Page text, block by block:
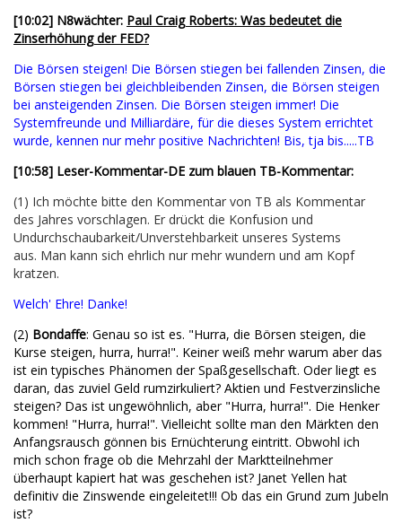
[10:02] N8wächter: Paul Craig Roberts: Was bedeutet die
Zinserhöhung der FED?
Die Börsen steigen! Die Börsen stiegen bei fallenden Zinsen, die
Börsen stiegen bei gleichbleibenden Zinsen, die Börsen steigen
bei ansteigenden Zinsen. Die Börsen steigen immer! Die
Systemfreunde und Milliardäre, für die dieses System errichtet
wurde, kennen nur mehr positive Nachrichten! Bis, tja bis.....TB
[10:58] Leser-Kommentar-DE zum blauen TB-Kommentar:
(1) Ich möchte bitte den Kommentar von TB als Kommentar
des Jahres vorschlagen. Er drückt die Konfusion und
Undurchschaubarkeit/Unverstehbarkeit unseres Systems
aus. Man kann sich ehrlich nur mehr wundern und am Kopf
kratzen.
Welch' Ehre! Danke!
(2) Bondaffe: Genau so ist es. "Hurra, die Börsen steigen, die
Kurse steigen, hurra, hurra!". Keiner weiß mehr warum aber das
ist ein typisches Phänomen der Spaßgesellschaft. Oder liegt es
daran, das zuviel Geld rumzirkuliert? Aktien und Festverzinsliche
steigen? Das ist ungewöhnlich, aber "Hurra, hurra!". Die Henker
kommen! "Hurra, hurra!". Vielleicht sollte man den Märkten den
Anfangsrausch gönnen bis Ernüchterung eintritt. Obwohl ich
mich schon frage ob die Mehrzahl der Marktteilnehmer
überhaupt kapiert hat was geschehen ist? Janet Yellen hat
definitiv die Zinswende eingeleitet!!! Ob das ein Grund zum Jubeln
ist?